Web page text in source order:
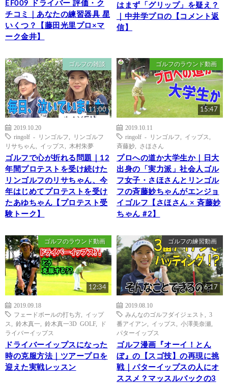
EF009 ドライバー 評価・ク
チコミ｜あなたの練習器具 星
いくつ？【藤田光里プロ×マ
ーク金井】
はまず「グリップ」を疑え？
｜中井学プロの【コメント返
信】
ゴルフの雑談
11:00
2019.10.20
ringolf - リンゴルフ
リンゴルフ
リサちゃん
イップス 木村朱夢
ゴルフで心が折れる問題｜12
年間プロテストを受け続けた
リンゴルフのリサちゃん、今
年はじめてプロテストを受け
たあゆちゃん【プロテスト受
験トーク】
ゴルフのラウンド動画
15:47
2019.10.11
ringolf - リンゴルフ
イップス
斉藤妙
さほさん
プロへの道か大学生か｜日大
出身の「実力派」社会人ゴル
フ女子・さほさんとリンゴル
フの斉藤妙ちゃんがエンジョ
イゴルフ【さほさん × 斉藤妙
ちゃん #2】
ゴルフのラウンド動画
12:34
2019.09.18
フェードボールの打ち方
イップ
ス
鈴木真一 鈴木真一3D GOLF,
ド
ライバーイップス
ドライバーイップスになった
時の克服方法｜ツアープロを
迎えた実戦レッスン
ゴルフの練習動画
6:17
2019.08.10
みんなのゴルフダイジェスト
3
番アイアン
イップス 小澤美奈瀬
パターイップス
ゴルフ漫画『オーイ！とん
ぼ』の【スゴ技】の再現に挑
戦｜パターイップスの人にオ
ススメ？マッスルバックの3